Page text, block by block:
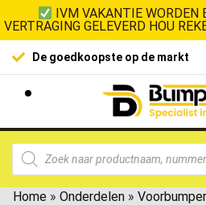
IVM VAKANTIE
VERTRAGING GELEVERD HOU
De goedkoopste op de markt
Home » Onderdelen »